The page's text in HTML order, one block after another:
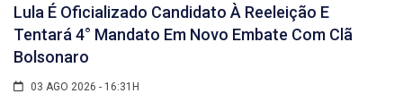
Lula É Oficializado Candidato À Reeleição E
Tentará 4° Mandato Em Novo Embate Com Clã
Bolsonaro
03 AGO 2026 - 16:31H